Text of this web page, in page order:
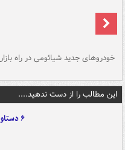
خودروهای جدید شیائومی در راه بازار
این مطالب را از دست ندهید....
۶ دستاورد بزرگ ایران در ۱۶۰ روز رهبری رهبر انقلاب